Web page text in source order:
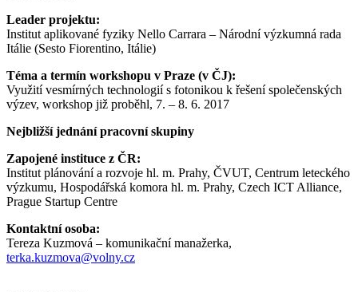
Leader projektu:
Institut aplikované fyziky Nello Carrara – Národní výzkumná rada
Itálie (Sesto Fiorentino, Itálie)
Téma a termín workshopu v Praze (v ČJ):
Využití vesmírných technologií s fotonikou k řešení společenských
výzev, workshop již proběhl, 7. – 8. 6. 2017
Nejbližší jednání pracovní skupiny
Zapojené instituce z ČR:
Institut plánování a rozvoje hl. m. Prahy, ČVUT, Centrum leteckého
výzkumu, Hospodářská komora hl. m. Prahy, Czech ICT Alliance,
Prague Startup Centre
Kontaktní osoba:
Tereza Kuzmová – komunikační manažerka,
terka.kuzmova@volny.cz